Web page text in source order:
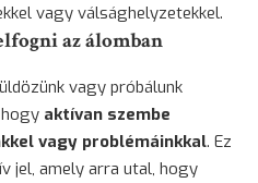
vagy válsághelyzetekkel.
az álomban
vagy próbálunk
aktívan szembe
vagy problémáinkkal. Ez
jel, amely arra utal, hogy